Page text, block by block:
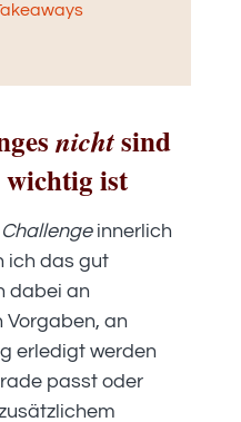
nichtsind
ist
Challengeinnerlich
ich das gut
dabei an
an
erledigt werden
passt oder